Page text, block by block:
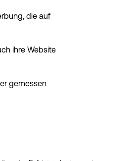
die auf
ihre Website
gemessen